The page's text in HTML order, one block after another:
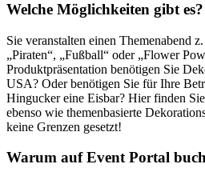
Welche Möglichkeiten gibt es?
Sie veranstalten einen Themenabend
„Piraten“, „Fußball“ oder „Flower
Produktpräsentation benötigen Sie
USA? Oder benötigen Sie für Ihre
Hingucker eine Eisbar? Hier finden
ebenso wie themenbasierte
keine Grenzen gesetzt!
Warum auf Event Portal